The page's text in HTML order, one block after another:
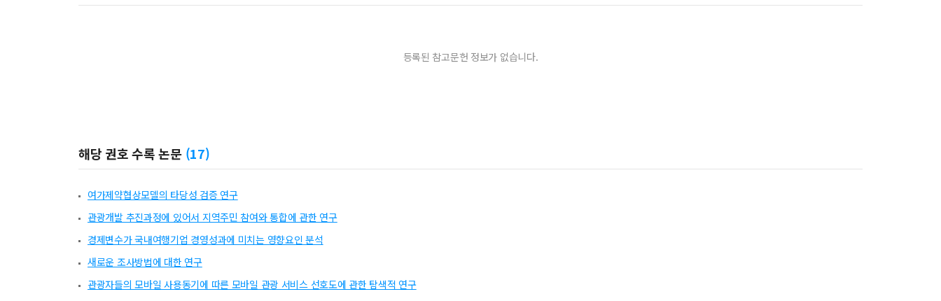
등록된 참고문헌 정보가 없습니다.
해당 권호 수록 논문 (17)
여가제약협상모델의 타당성 검증 연구
관광개발 추진과정에 있어서 지역주민 참여와 통합에 관한 연구
경제변수가 국내여행기업 경영성과에 미치는 영향요인 분석
새로운 조사방법에 대한 연구
관광자들의 모바일 사용동기에 따른 모바일 관광 서비스 선호도에 관한 탐색적 연구